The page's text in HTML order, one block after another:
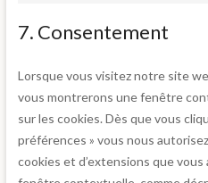
7. Consentement
Lorsque vous visitez notre site
vous montrerons une fenêtre
sur les cookies. Dès que vous
préférences » vous nous
cookies et d’extensions que